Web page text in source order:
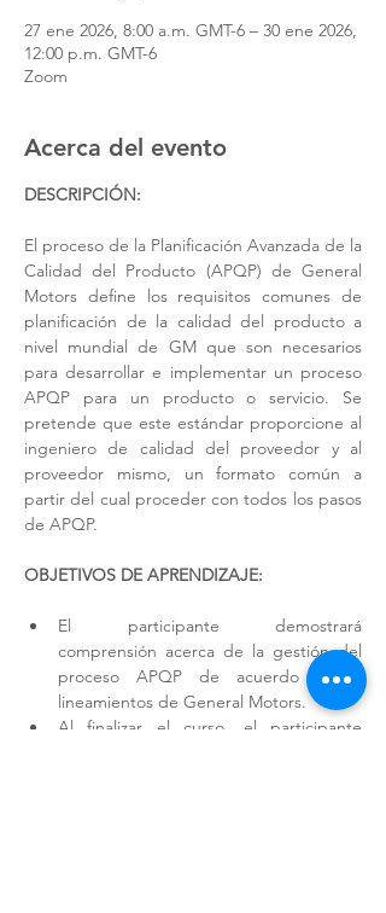
27 ene 2026, 8:00 a.m. GMT-6 – 30 ene 2026,
12:00 p.m. GMT-6
Zoom
Acerca del evento
DESCRIPCIÓN:
El proceso de la Planificación Avanzada de la
Calidad del Producto (APQP) de General
Motors define los requisitos comunes de
planificación de la calidad del producto a
nivel mundial de GM que son necesarios
para desarrollar e implementar un proceso
APQP para un producto o servicio. Se
pretende que este estándar proporcione al
ingeniero de calidad del proveedor y al
proveedor mismo, un formato común a
partir del cual proceder con todos los pasos
de APQP.
OBJETIVOS DE APRENDIZAJE:
El participante demostrará
comprensión acerca de la gestión del
proceso APQP de acuerdo a los
lineamientos de General Motors.
Al finalizar el curso, el participante